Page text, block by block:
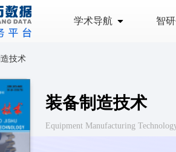
学术导航 智
技术
装备制造技术
Equipment Manufacturing